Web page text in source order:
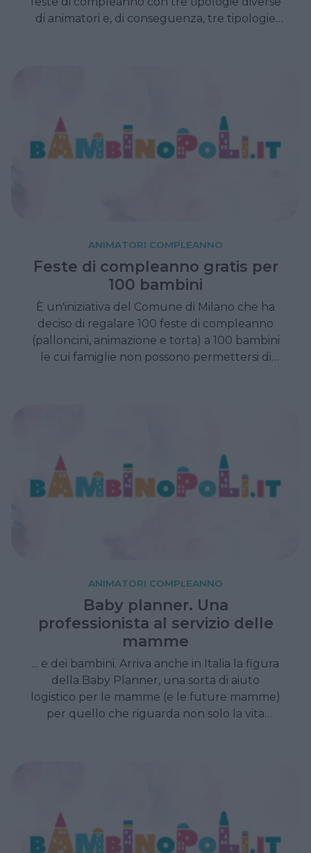
di animatori e, di conseguenza, tre tipologie
ANIMATORI COMPLEANNO
Feste di compleanno gratis per
100 bambini
È un'iniziativa del Comune di Milano che ha
deciso di regalare 100 feste di compleanno
(palloncini, animazione e torta) a 100 bambini
le cui famiglie non possono permettersi di
ANIMATORI COMPLEANNO
Baby planner. Una
professionista al servizio delle
mamme
... e dei bambini. Arriva anche in Italia la figura
della Baby Planner, una sorta di aiuto
logistico per le mamme (e le future mamme)
per quello che riguarda non solo la vita